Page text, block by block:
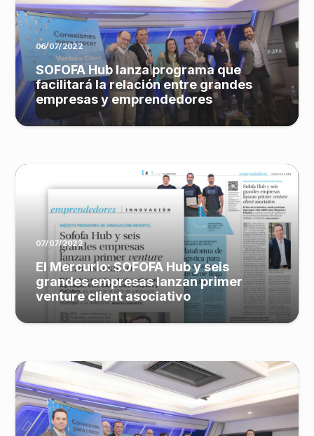
06/07/2022
SOFOFA Hub lanza programa que
facilitará la relación entre grandes
empresas y emprendedores
07/07/2022
El Mercurio: SOFOFA Hub y seis
grandes empresas lanzan primer
venture client asociativo